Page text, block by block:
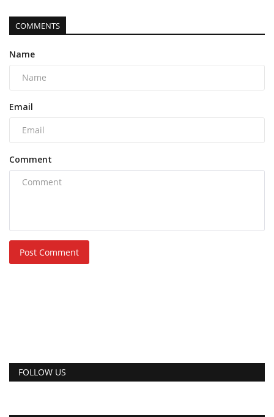
COMMENTS
Name
Email
Comment
Post Comment
FOLLOW US